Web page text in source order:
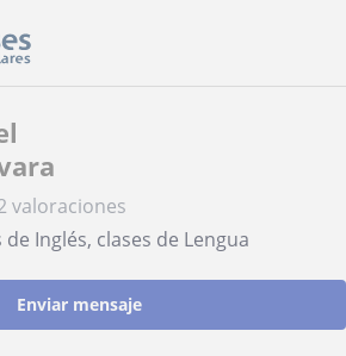
valoraciones
de Inglés, clases de Lengua
Enviar mensaje